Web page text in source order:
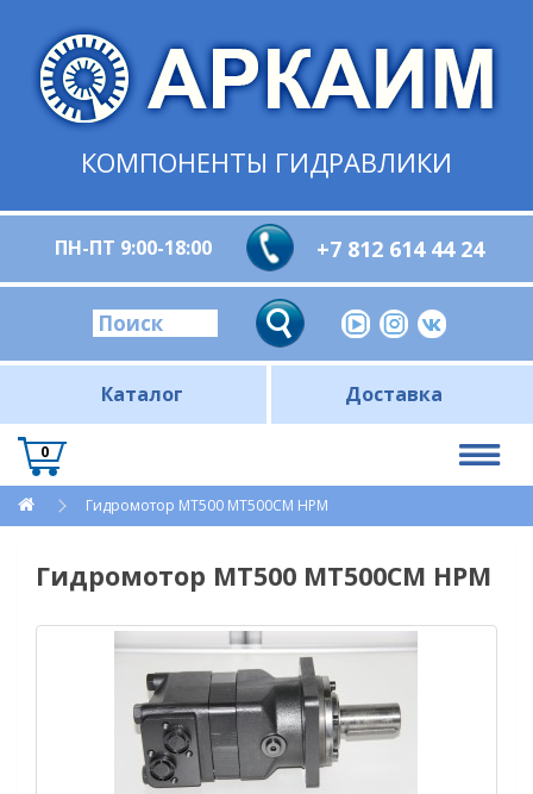
КОМПОНЕНТЫ ГИДРАВЛИКИ
ПН-ПТ 9:00-18:00 +7 812 614 44 24
Каталог Доставка
0
Гидромотор MT500 MT500СМ HPM
Гидромотор MT500 MT500СМ HPM